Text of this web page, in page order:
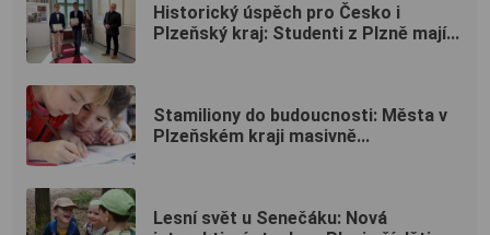
Historický úspěch pro Česko i
Plzeňský kraj: Studenti z Plzně mají...
Stamiliony do budoucnosti: Města v
Plzeňském kraji masivně...
Lesní svět u Senečáku: Nová